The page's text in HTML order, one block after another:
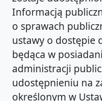
Informacją
o sprawach
ustawy o dostępie
będąca w
administracji
udostępnieniu na
określonym w